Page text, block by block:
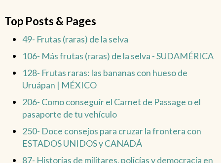
Top Posts & Pages
49- Frutas (raras) de la selva
106- Más frutas (raras) de la selva - SUDAMÉRICA
128- Frutas raras: las bananas con hueso de
Uruápan | MÉXICO
206- Como conseguir el Carnet de Passage o el
pasaporte de tu vehículo
250- Doce consejos para cruzar la frontera con
ESTADOS UNIDOS y CANADÁ
87- Historias de militares, policías y democracia en